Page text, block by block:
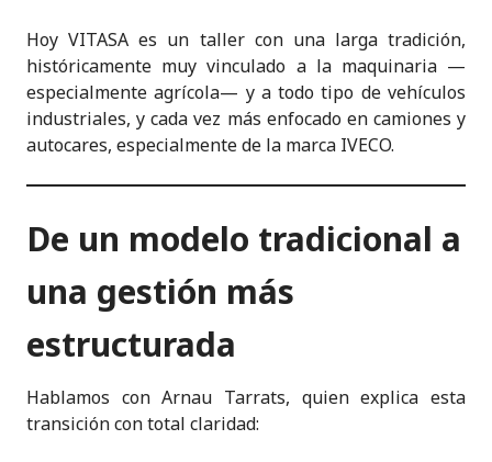
Hoy VITASA es un taller con una larga tradición,
históricamente muy vinculado a la maquinaria —
especialmente agrícola— y a todo tipo de vehículos
industriales, y cada vez más enfocado en camiones y
autocares, especialmente de la marca IVECO.
De un modelo tradicional a
una gestión más
estructurada
Hablamos con Arnau Tarrats, quien explica esta
transición con total claridad: